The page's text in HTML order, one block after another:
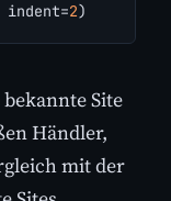
2)
Site
Händler,
mit der